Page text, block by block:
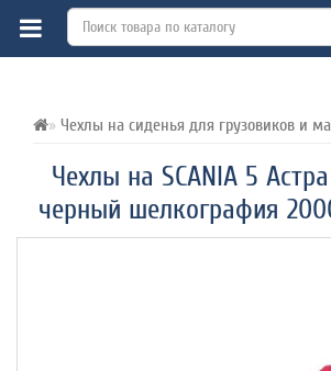
Чехлы на сиденья для грузовиков и
Чехлы на SCANIA 5
черный шелкография
ВСЕ О ТОВАРЕ ХАРАКТЕРИСТИКИ